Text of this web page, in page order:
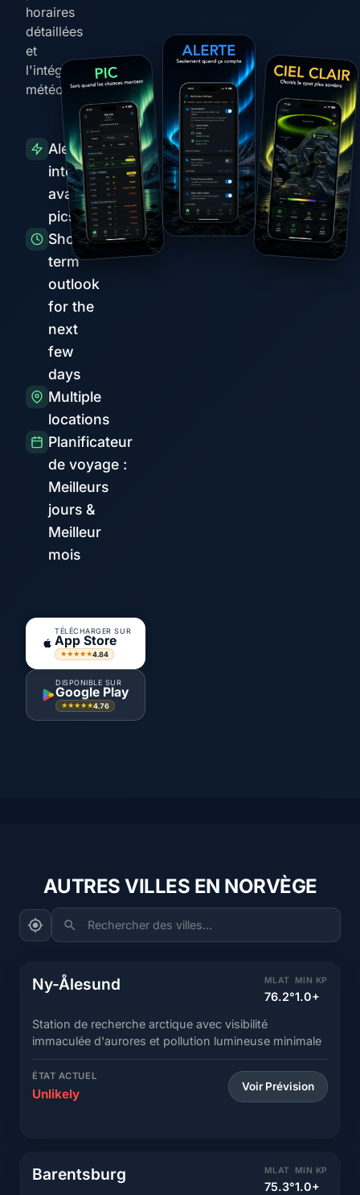
horaires
détaillées
et
l'intégration
météo
Alertes
intelligentes
avant les
pics
Short-
term
outlook
for the
next
few
days
Multiple
locations
Planificateur
de voyage :
Meilleurs
jours &
Meilleur
mois
TÉLÉCHARGER SUR
App Store
★★★★★4.84
DISPONIBLE SUR
Google Play
★★★★★4.76
AUTRES VILLES EN NORVÈGE
Rechercher des villes...
Ny-Ålesund MLAT
76.2°
MIN KP
1.0+
Station de recherche arctique avec visibilité
immaculée d'aurores et pollution lumineuse minimale
ÉTAT ACTUEL
Unlikely Voir Prévision
Barentsburg MLAT
75.3°
MIN KP
1.0+